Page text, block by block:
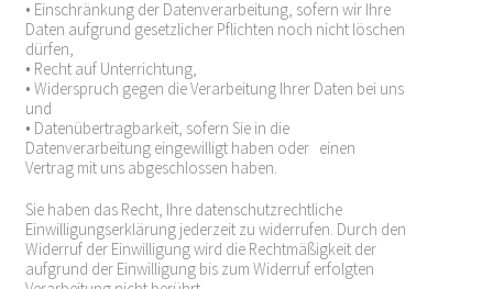
• Einschränkung der Datenverarbeitung, sofern wir Ihre
Daten aufgrund gesetzlicher Pflichten noch nicht löschen
dürfen,
• Recht auf Unterrichtung,
• Widerspruch gegen die Verarbeitung Ihrer Daten bei uns
und
• Datenübertragbarkeit, sofern Sie in die
Datenverarbeitung eingewilligt haben oder einen
Vertrag mit uns abgeschlossen haben.
Sie haben das Recht, Ihre datenschutzrechtliche
Einwilligungserklärung jederzeit zu widerrufen. Durch den
Widerruf der Einwilligung wird die Rechtmäßigkeit der
aufgrund der Einwilligung bis zum Widerruf erfolgten